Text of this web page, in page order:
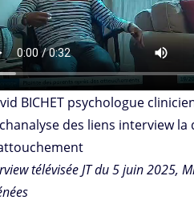
BICHET psychologue
des liens interview la
télévisée JT du 5 juin 2025,